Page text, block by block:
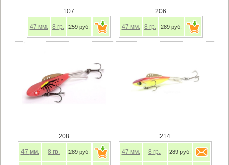
107
47 мм. 8 гр. 259 руб.
206
47 мм. 8 гр. 289 руб.
208
47 мм. 8 гр. 289 руб.
214
47 мм. 8 гр. 289 руб.